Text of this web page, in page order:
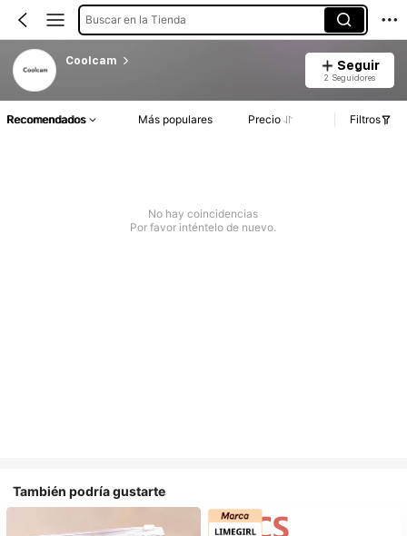
Buscar en la Tienda
Coolcam Seguir
2 Seguidores
Recomendados Más populares Precio Filtros
No hay coincidencias
Por favor inténtelo de nuevo.
También podría gustarte